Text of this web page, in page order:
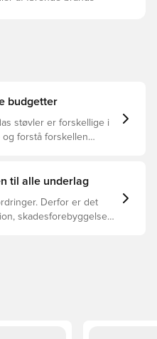
budgetter
støvler er forskellige i
forstå forskellen
til alle underlag
Derfor er det
skadesforebyggelse